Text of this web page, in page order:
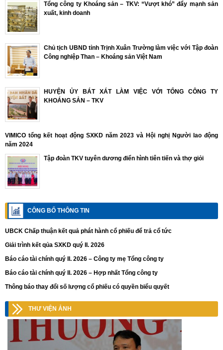
Tổng công ty Khoáng sản – TKV: “Vượt khó” đẩy mạnh sản
xuất, kinh doanh
Chủ tịch UBND tỉnh Trịnh Xuân Trường làm việc với Tập đoàn
Công nghiệp Than – Khoáng sản Việt Nam
HUYỆN ỦY BÁT XÁT LÀM VIỆC VỚI TỔNG CÔNG TY
KHOÁNG SẢN – TKV
VIMICO tổng kết hoạt động SXKD năm 2023 và Hội nghị Người lao động
năm 2024
Tập đoàn TKV tuyên dương điển hình tiên tiến và thợ giỏi
CÔNG BỐ THÔNG TIN
UBCK Chấp thuận kết quả phát hành cổ phiếu để trả cổ tức
Giải trình kết qủa SXKD quý II. 2026
Báo cáo tài chính quý II. 2026 – Công ty mẹ Tổng công ty
Báo cáo tài chính quý II. 2026 – Hợp nhất Tổng công ty
Thông báo thay đổi số lượng cổ phiếu có quyền biểu quyết
THƯ VIỆN ẢNH